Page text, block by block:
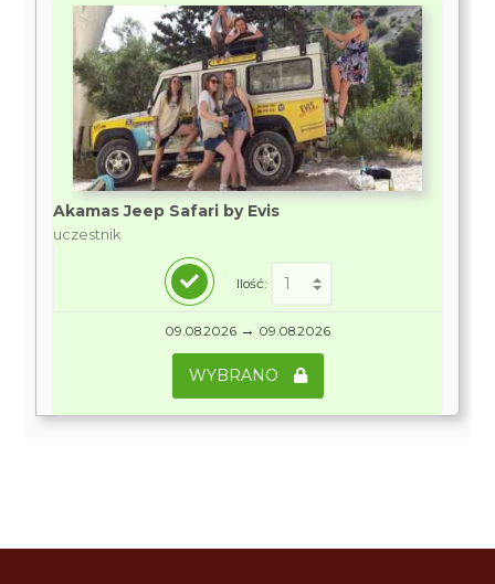
Akamas Jeep Safari by Evis
uczestnik
Ilość:
09.08.2026 → 09.08.2026
WYBRANO